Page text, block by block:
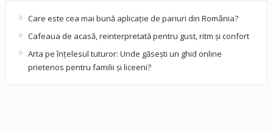
Care este cea mai bună aplicație de pariuri din România?
Cafeaua de acasă, reinterpretată pentru gust, ritm și confort
Arta pe înțelesul tuturor: Unde găsești un ghid online
prietenos pentru familii și liceeni?